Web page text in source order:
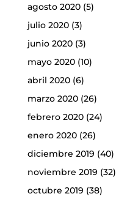
agosto 2020(5)
julio 2020(3)
junio 2020(3)
mayo 2020(10)
abril 2020(6)
marzo 2020(26)
febrero 2020(24)
enero 2020(26)
diciembre 2019 (40)
noviembre 2019 (32)
octubre 2019 (38)